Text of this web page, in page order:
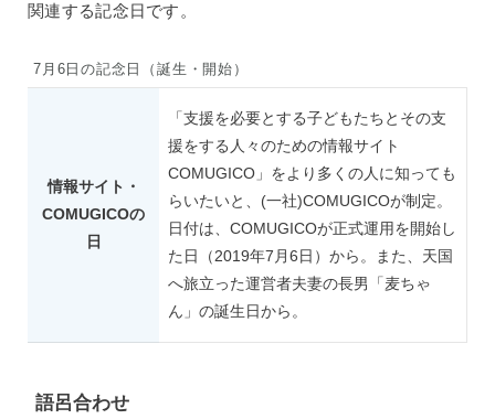
関連する記念日です。
7月6日の記念日（誕生・開始）
情報サイト・
COMUGICOの
日
「支援を必要とする子どもたちとその支
援をする人々のための情報サイト
COMUGICO」をより多くの人に知っても
らいたいと、(一社)COMUGICOが制定。
日付は、COMUGICOが正式運用を開始し
た日（2019年7月6日）から。また、天国
へ旅立った運営者夫妻の長男「麦ちゃ
ん」の誕生日から。
語呂合わせ